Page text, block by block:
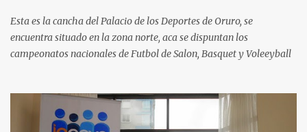
Esta es la cancha del Palacio de los Deportes de Oruro, se
encuentra situado en la zona norte, aca se dispuntan los
campeonatos nacionales de Futbol de Salon, Basquet y Voleeyball